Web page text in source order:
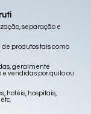
separação e
produtos tais como
geralmente
vendidas por quilo ou
hotéis, hospitais,